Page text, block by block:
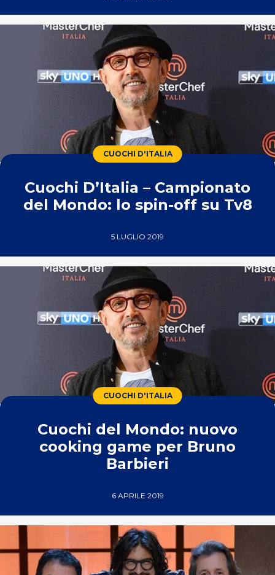
CUOCHI D'ITALIA
Cuochi D’Italia – Campionato
del Mondo: lo spin-off su Tv8
5 LUGLIO 2019
CUOCHI D'ITALIA
Cuochi del Mondo: nuovo
cooking game per Bruno
Barbieri
6 APRILE 2019